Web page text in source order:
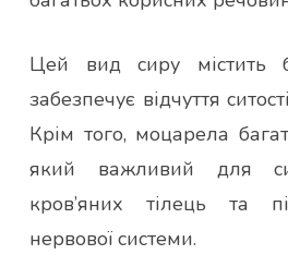
Цей вид сиру містить
забезпечує відчуття
Крім того, моцарела
який важливий для
кров’яних тілець та
нервової системи.